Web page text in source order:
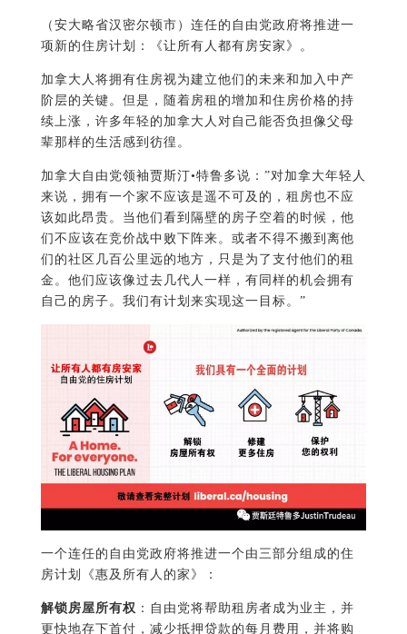
（安大略省汉密尔顿市）连任的自由党政府将推进一
项新的住房计划：《让所有人都有房安家》。
加拿大人将拥有住房视为建立他们的未来和加入中产
阶层的关键。但是，随着房租的增加和住房价格的持
续上涨，许多年轻的加拿大人对自己能否负担像父母
辈那样的生活感到彷徨。
加拿大自由党领袖贾斯汀•特鲁多说：”对加拿大年轻人
来说，拥有一个家不应该是遥不可及的，租房也不应
该如此昂贵。当他们看到隔壁的房子空着的时候，他
们不应该在竞价战中败下阵来。或者不得不搬到离他
们的社区几百公里远的地方，只是为了支付他们的租
金。他们应该像过去几代人一样，有同样的机会拥有
自己的房子。我们有计划来实现这一目标。”
一个连任的自由党政府将推进一个由三部分组成的住
房计划《惠及所有人的家》：
解锁房屋所有权 ：自由党将帮助租房者成为业主，并
更快地存下首付，减少抵押贷款的每月费用，并将购